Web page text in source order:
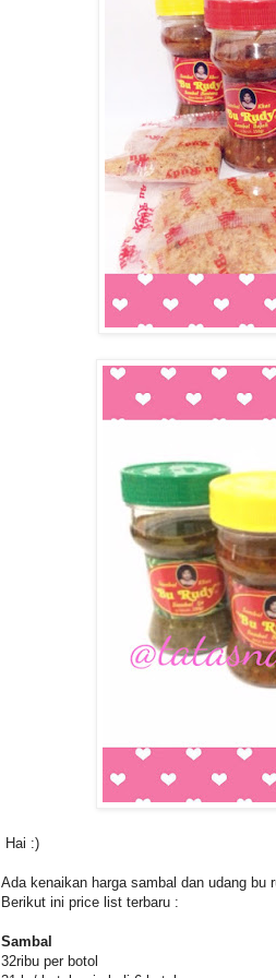
Hai :)
Ada kenaikan harga sambal dan udang bu
Berikut ini price list terbaru :
Sambal
32ribu per botol